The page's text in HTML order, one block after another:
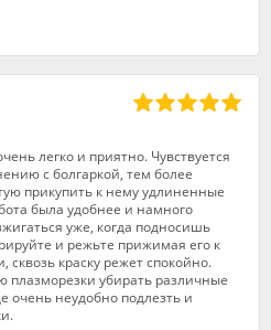
легко и приятно. Чувствуется
с болгаркой, тем более
прикупить к нему удлиненные
была удобнее и намного
уже, когда подносишь
и режьте прижимая его к
сквозь краску режет спокойно.
убирать различные
очень неудобно подлезть и